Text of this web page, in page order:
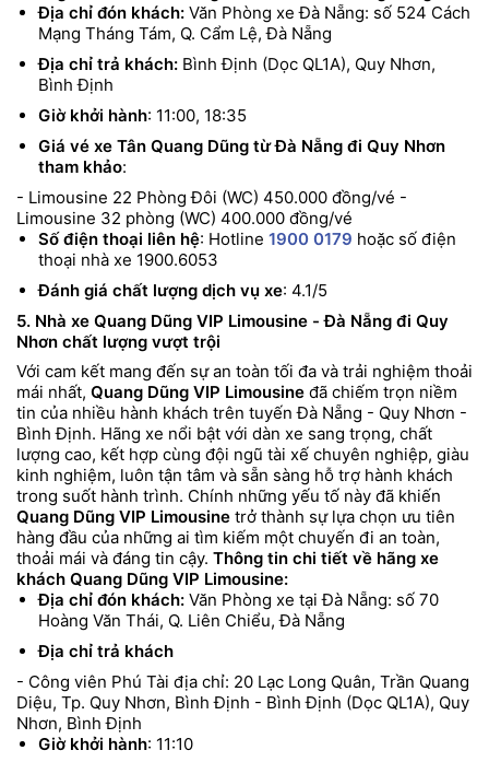
Địa chỉ đón khách:Văn Phòng xe Đà Nẵng: số 524 Cách
Mạng Tháng Tám, Q. Cẩm Lệ, Đà Nẵng
Địa chỉ trả khách:Bình Định (Dọc QL1A), Quy Nhơn,
Bình Định
Giờ khởi hành: 11:00, 18:35
Giá vé xe Tân Quang Dũng từ Đà Nẵng đi Quy Nhơn
tham khảo:
- Limousine 22 Phòng Đôi (WC) 450.000 đồng/vé -
Limousine 32 phòng (WC) 400.000 đồng/vé
Số điện thoại liên hệ: Hotline 1900 0179 hoặc số điện
thoại nhà xe 1900.6053
Đánh giá chất lượng dịch vụ xe: 4.1/5
5. Nhà xe Quang Dũng VIP Limousine - Đà Nẵng đi Quy
Nhơn chất lượng vượt trội
Với cam kết mang đến sự an toàn tối đa và trải nghiệm thoải
mái nhất, Quang Dũng VIP Limousine đã chiếm trọn niềm
tin của nhiều hành khách trên tuyến Đà Nẵng - Quy Nhơn -
Bình Định. Hãng xe nổi bật với dàn xe sang trọng, chất
lượng cao, kết hợp cùng đội ngũ tài xế chuyên nghiệp, giàu
kinh nghiệm, luôn tận tâm và sẵn sàng hỗ trợ hành khách
trong suốt hành trình. Chính những yếu tố này đã khiến
Quang Dũng VIP Limousine trở thành sự lựa chọn ưu tiên
hàng đầu của những ai tìm kiếm một chuyến đi an toàn,
thoải mái và đáng tin cậy. Thông tin chi tiết về hãng xe
khách Quang Dũng VIP Limousine:
Địa chỉ đón khách:Văn Phòng xe tại Đà Nẵng: số 70
Hoàng Văn Thái, Q. Liên Chiểu, Đà Nẵng
Địa chỉ trả khách
- Công viên Phú Tài địa chỉ: 20 Lạc Long Quân, Trần Quang
Diệu, Tp. Quy Nhơn, Bình Định - Bình Định (Dọc QL1A), Quy
Nhơn, Bình Định
Giờ khởi hành: 11:10